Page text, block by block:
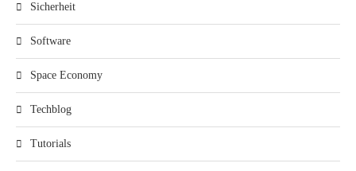
Sicherheit
Software
Space Economy
Techblog
Tutorials